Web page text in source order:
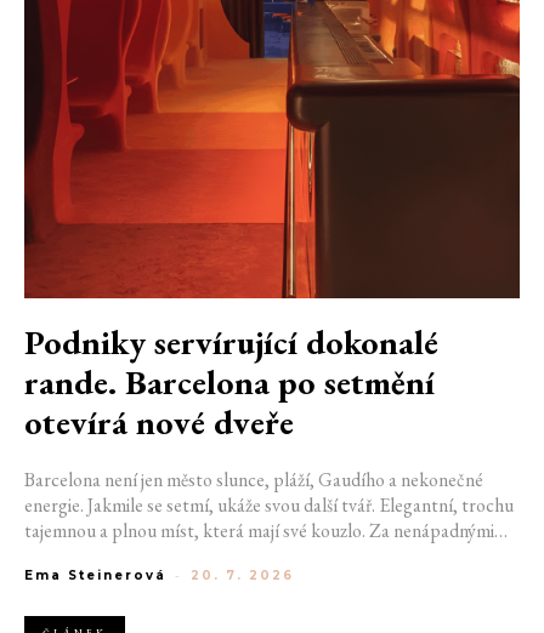
Podniky servírující dokonalé
rande. Barcelona po setmění
otevírá nové dveře
Barcelona není jen město slunce, pláží, Gaudího a nekonečné
energie. Jakmile se setmí, ukáže svou další tvář. Elegantní, trochu
tajemnou a plnou míst, která mají své kouzlo. Za nenápadnými
správná hudba. Pokud hledáte místo na rande, na které budete
Ema Steinerová - 20. 7. 2026